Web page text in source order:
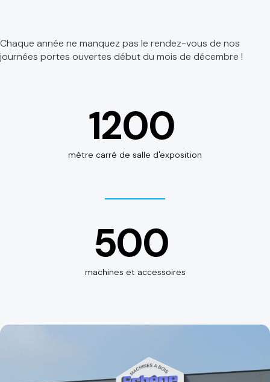
Chaque année ne manquez pas le rendez-vous de nos
journées portes ouvertes début du mois de décembre !
1200
mètre carré de salle d'exposition
500
machines et accessoires